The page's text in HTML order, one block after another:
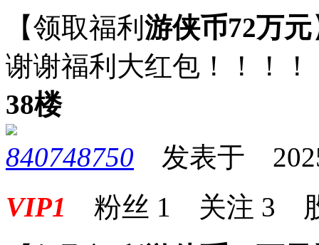
【领取福利 游侠币72万元
谢谢福利大红包！！！！
38楼
840748750 发表于
VIP1 粉丝 1 关注 3